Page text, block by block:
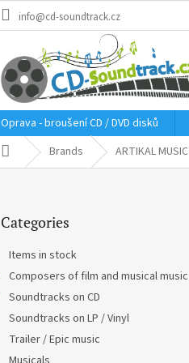
info@cd-soundtrack.cz
Oprava - broušení CD / DVD disků
Home Brands ARTIKAL MUSIC
categories
Categories
Items in stock
Composers of film and musical music
Soundtracks on CD
Soundtracks on LP / Vinyl
Trailer / Epic music